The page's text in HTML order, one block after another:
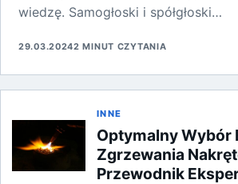
wiedzę. Samogłoski i spółgłoski…
29.03.20242 MINUT CZYTANIA
INNE
Optymalny Wybór
Zgrzewania
Przewodnik